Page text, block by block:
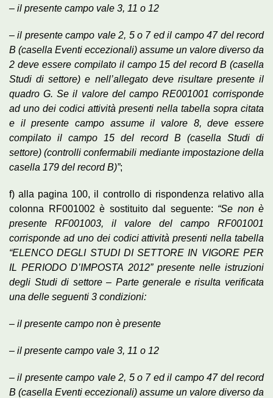
– il presente campo vale 3, 11 o 12
– il presente campo vale 2, 5 o 7 ed il campo 47 del record
B (casella Eventi eccezionali) assume un valore diverso da
2 deve essere compilato il campo 15 del record B (casella
Studi di settore) e nell’allegato deve risultare presente il
quadro G. Se il valore del campo RE001001 corrisponde
ad uno dei codici attività presenti nella tabella sopra citata
e il presente campo assume il valore 8, deve essere
compilato il campo 15 del record B (casella Studi di
settore) (controlli confermabili mediante impostazione della
casella 179 del record B)”;
f) alla pagina 100, il controllo di rispondenza relativo alla
colonna RF001002 è sostituito dal seguente: “Se non è
presente RF001003, il valore del campo RF001001
corrisponde ad uno dei codici attività presenti nella tabella
“ELENCO DEGLI STUDI DI SETTORE IN VIGORE PER
IL PERIODO D’IMPOSTA 2012” presente nelle istruzioni
degli Studi di settore – Parte generale e risulta verificata
una delle seguenti 3 condizioni:
– il presente campo non è presente
– il presente campo vale 3, 11 o 12
– il presente campo vale 2, 5 o 7 ed il campo 47 del record
B (casella Eventi eccezionali) assume un valore diverso da